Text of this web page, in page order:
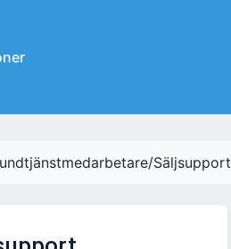
Säljsupport